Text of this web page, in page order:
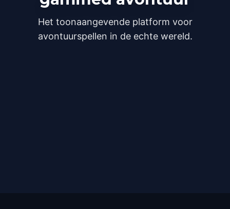
Het toonaangevende platform voor
avontuurspellen in de echte wereld.